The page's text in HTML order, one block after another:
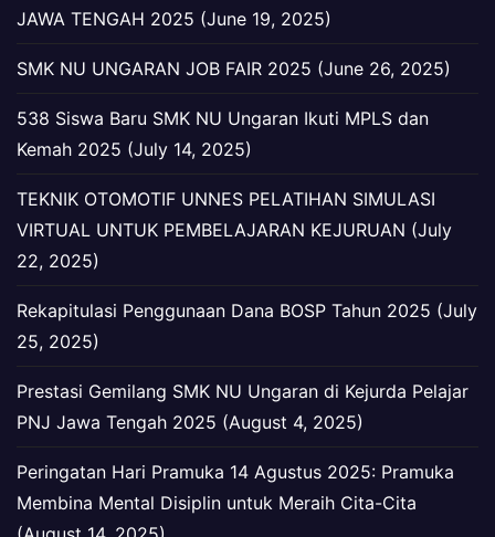
JAWA TENGAH 2025 (June 19, 2025)
SMK NU UNGARAN JOB FAIR 2025 (June 26, 2025)
538 Siswa Baru SMK NU Ungaran Ikuti MPLS dan
Kemah 2025 (July 14, 2025)
TEKNIK OTOMOTIF UNNES PELATIHAN SIMULASI
VIRTUAL UNTUK PEMBELAJARAN KEJURUAN (July
22, 2025)
Rekapitulasi Penggunaan Dana BOSP Tahun 2025 (July
25, 2025)
Prestasi Gemilang SMK NU Ungaran di Kejurda Pelajar
PNJ Jawa Tengah 2025 (August 4, 2025)
Peringatan Hari Pramuka 14 Agustus 2025: Pramuka
Membina Mental Disiplin untuk Meraih Cita-Cita